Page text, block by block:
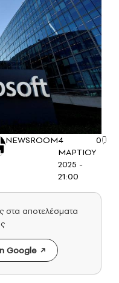
NEWSROOM4
ΜΑΡΤΙΟΥ
2025 -
21:00
0
στα αποτελέσματα
Google